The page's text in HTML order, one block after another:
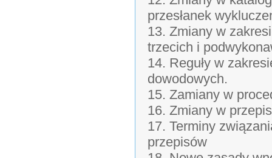
przesłanek
13. Zmiany w
trzecich i
14. Reguły w
dowodowych.
15. Zamiany w
16. Zmiany w
17. Terminy
przepisów